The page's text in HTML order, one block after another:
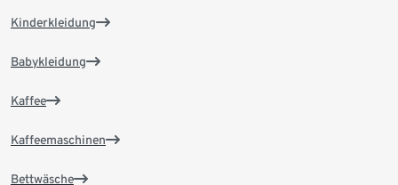
Kinderkleidung
Babykleidung
Kaffee
Kaffeemaschinen
Bettwäsche